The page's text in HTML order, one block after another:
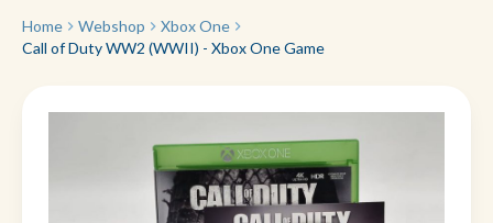
Home Webshop
Xbox One
Call of Duty WW2 (WWII) - Xbox One Game